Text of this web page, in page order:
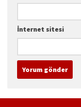
İnternet sitesi